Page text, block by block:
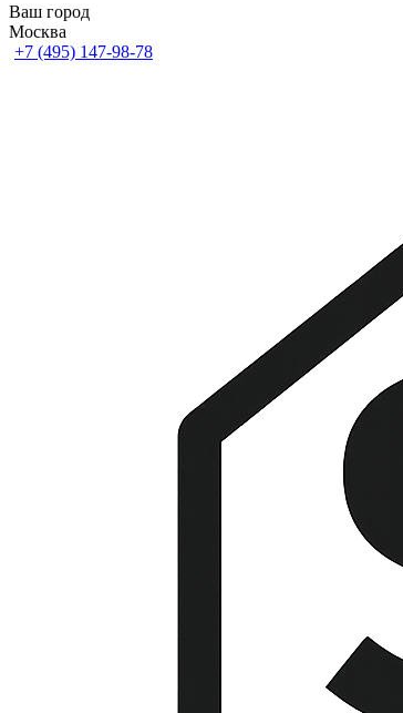
Ваш город
Москва
+7 (495) 147-98-78